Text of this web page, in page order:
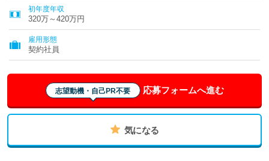
初年度年収
320万～420万円
雇用形態
契約社員
志望動機・自己PR不要 応募フォームへ進む
気になる